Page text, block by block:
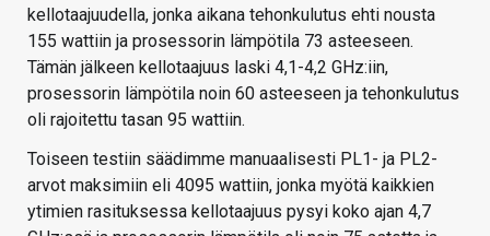
kellotaajuudella, jonka aikana tehonkulutus ehti nousta
155 wattiin ja prosessorin lämpötila 73 asteeseen.
Tämän jälkeen kellotaajuus laski 4,1-4,2 GHz:iin,
prosessorin lämpötila noin 60 asteeseen ja tehonkulutus
oli rajoitettu tasan 95 wattiin.
Toiseen testiin säädimme manuaalisesti PL1- ja PL2-
arvot maksimiin eli 4095 wattiin, jonka myötä kaikkien
ytimien rasituksessa kellotaajuus pysyi koko ajan 4,7